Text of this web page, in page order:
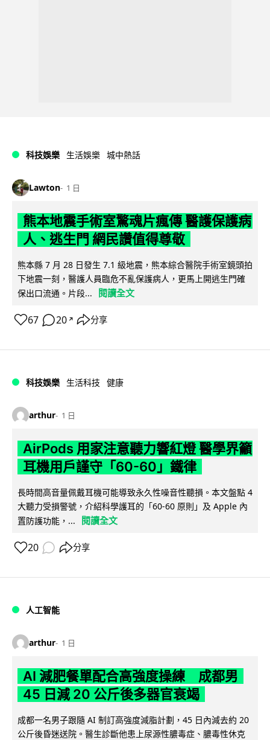
科技娛樂 生活娛樂 城中熱話
Lawton 1 日
熊本地震手術室驚魂片瘋傳 醫護保護病
人、逃生門 網民讚值得尊敬
熊本縣 7 月 28 日發生 7.1 級地震，熊本綜合醫院手術室鏡頭拍
下地震一刻，醫護人員臨危不亂保護病人，更馬上開逃生門確
保出口流通。片段...
閱讀全文
67 20 ↗ 分享
科技娛樂 生活科技 健康
arthur 1 日
AirPods 用家注意聽力響紅燈 醫學界籲
耳機用戶謹守「60-60」鐵律
長時間高音量佩戴耳機可能導致永久性噪音性聽損。本文盤點 4
大聽力受損警號，介紹科學護耳的「60-60 原則」及 Apple 內
置防護功能，...
閱讀全文
20 分享
人工智能
arthur 1 日
AI 減肥餐單配合高強度操練 成都男
45 日減 20 公斤後多器官衰竭
成都一名男子跟隨 AI 制訂高強度減脂計劃，45 日內減去約 20
公斤後昏迷送院。醫生診斷他患上尿源性膿毒症、膿毒性休克